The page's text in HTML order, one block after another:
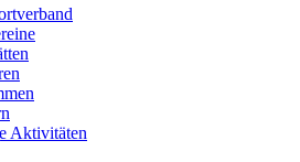
Aktivitäten